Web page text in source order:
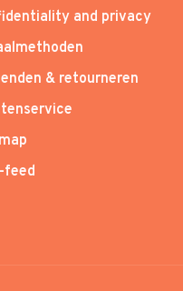
and privacy
& retourneren
feed